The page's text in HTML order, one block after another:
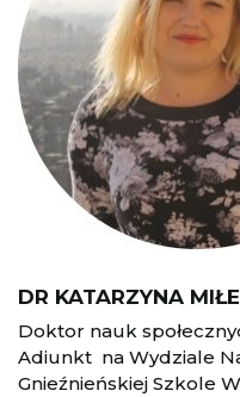
DR KATARZYNA
Doktor nauk
Adiunkt na Wydziale
Gnieźnieńskiej Szkole